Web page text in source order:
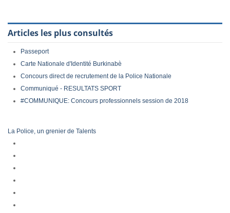
Articles les plus consultés
Passeport
Carte Nationale d'Identité Burkinabè
Concours direct de recrutement de la Police Nationale
Communiqué - RESULTATS SPORT
#COMMUNIQUE: Concours professionnels session de 2018
La Police, un grenier de Talents